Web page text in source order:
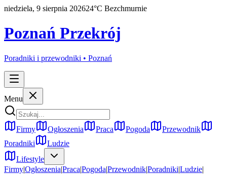
niedziela, 9 sierpnia 202624°C Bezchmurnie
Poznań Przekrój
Poradniki i przewodniki • Poznań
Menu
Firmy Ogłoszenia Praca Pogoda
Przewodnik
Poradniki
Ludzie
Lifestyle
Firmy|Ogłoszenia|Praca|Pogoda|Przewodnik|Poradniki|Ludzie|